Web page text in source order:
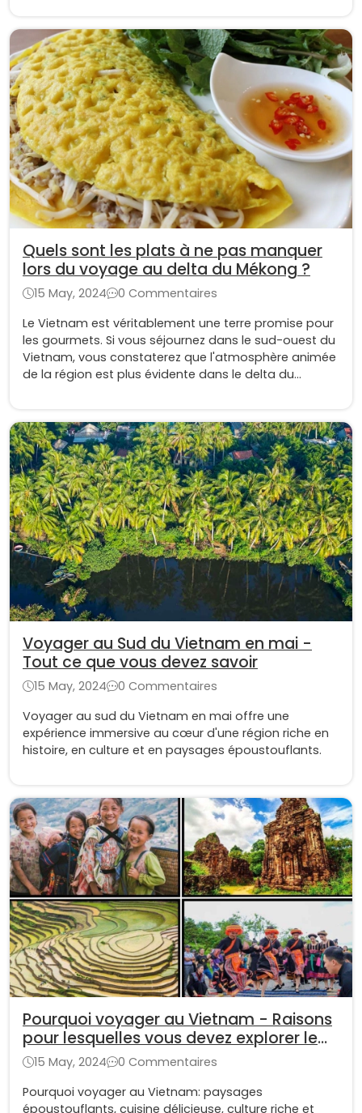
Quels sont les plats à ne pas manquer
lors du voyage au delta du Mékong ?
15 May, 2024
0 Commentaires
Le Vietnam est véritablement une terre promise pour
les gourmets. Si vous séjournez dans le sud-ouest du
Vietnam, vous constaterez que l'atmosphère animée
de la région est plus évidente dans le delta du
Voyager au Sud du Vietnam en mai -
Tout ce que vous devez savoir
15 May, 2024
0 Commentaires
Voyager au sud du Vietnam en mai offre une
expérience immersive au cœur d'une région riche en
histoire, en culture et en paysages époustouflants.
Pourquoi voyager au Vietnam - Raisons
pour lesquelles vous devez explorer le
Vietnam
15 May, 2024
0 Commentaires
Pourquoi voyager au Vietnam: paysages
époustouflants, cuisine délicieuse, culture riche et